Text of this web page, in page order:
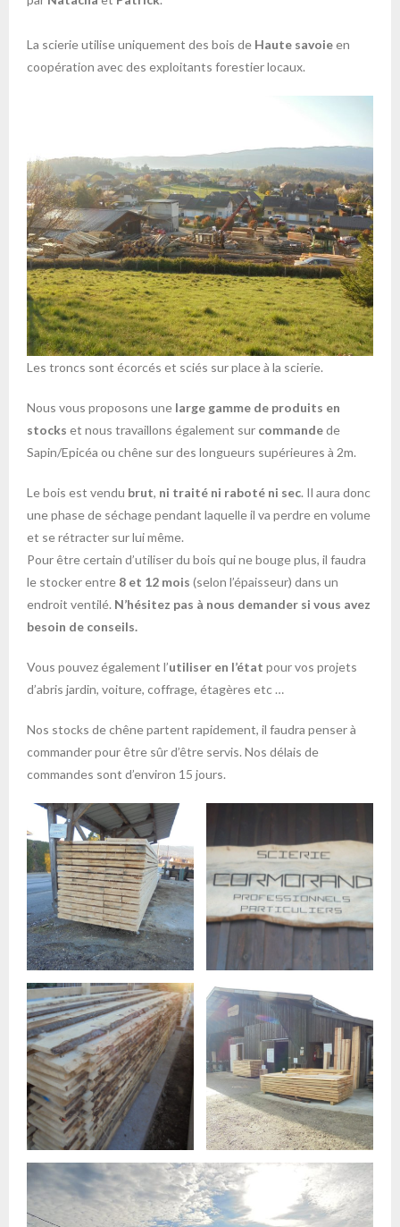
La scierie utilise uniquement des bois de Haute savoieen
coopération avec des exploitants forestier locaux.
Les troncs sont écorcés et sciés sur place à la scierie.
Nous vous proposons une large gamme de produits en
stocks et nous travaillons également sur commandede
Sapin/Epicéa ou chêne sur des longueurs supérieures à 2m.
Le bois est vendu brut, ni traité ni raboté ni sec. Il aura donc
une phase de séchage pendant laquelle il va perdre en volume
et se rétracter sur lui même.
Pour être certain d’utiliser du bois qui ne bouge plus, il faudra
le stocker entre 8 et 12 mois (selon l’épaisseur) dans un
endroit ventilé. N’hésitez pas à nous demander si vous avez
besoin de conseils.
Vous pouvez également l’utiliser en l’état pour vos projets
d’abris jardin, voiture, coffrage, étagères etc …
Nos stocks de chêne partent rapidement, il faudra penser à
commander pour être sûr d’être servis. Nos délais de
commandes sont d’environ 15 jours.